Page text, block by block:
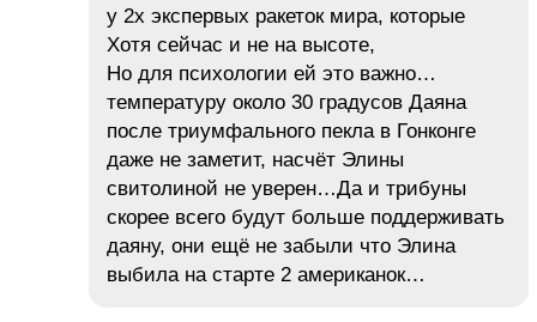
у 2x экспервых ракеток мира, которые
Хотя сейчас и не на высоте,
Но для психологии ей это важно…
температуру около 30 градусов Даяна
после триумфального пекла в Гонконге
даже не заметит, насчёт Элины
свитолиной не уверен…Да и трибуны
скорее всего будут больше поддерживать
даяну, они ещё не забыли что Элина
выбила на старте 2 американок…